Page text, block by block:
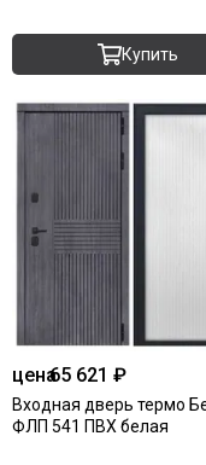
Купить
цена65 621 ₽
Входная дверь термо
ФЛП 541 ПВХ белая